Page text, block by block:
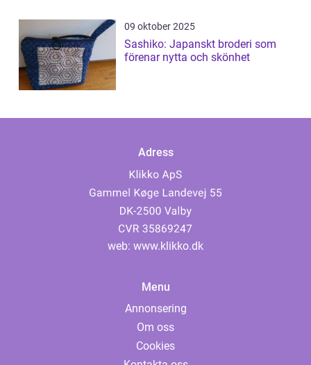
09 oktober 2025
Sashiko: Japanskt broderi som
förenar nytta och skönhet
Adress
web: www.klikko.dk
Menu
Annonsering
Om oss
Cookies